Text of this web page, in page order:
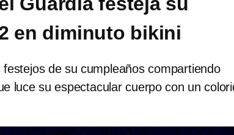
en diminuto bikini
de su cumpleaños compartiendo
luce su espectacular cuerpo con un